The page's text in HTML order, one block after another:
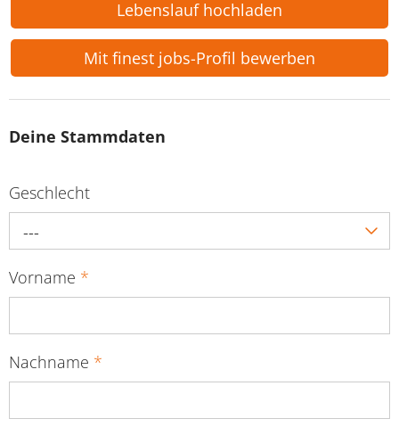
Lebenslauf hochladen
Mit finest jobs-Profil bewerben
Deine Stammdaten
Geschlecht
---
Vorname *
Nachname *